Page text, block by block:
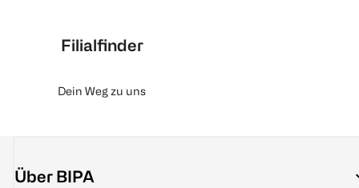
Filialfinder
Dein Weg zu uns
Über BIPA